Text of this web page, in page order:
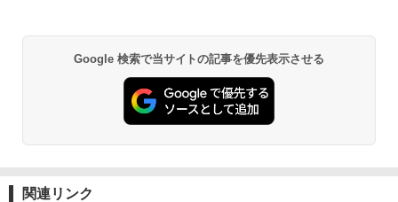
￥2,695
PYKES PEAK (パイクスピーク) 着替えテン
ト プライバシー テント 【中が透けない】 1
人用 折りたたみ 防災グッズ 災害用トイレ ビ
ーチ ピクニック ポップアップテント 携帯 簡
-08EX カーキ ソロキャンプ ポリエステル フ
レーム ドーム型 テント
￥14,800
Google 検索で当サイトの記事を優先表示させる
関連リンク